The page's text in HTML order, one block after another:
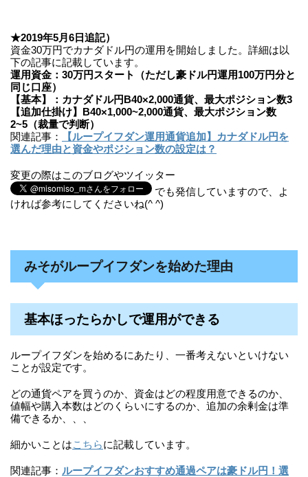
★2019年5月6日追記）
資金30万円でカナダドル円の運用を開始しました。詳細は以
下の記事に記載しています。
運用資金：30万円スタート（ただし豪ドル円運用100万円分と
同じ口座）
【基本】：カナダドル円B40×2,000通貨、最大ポジション数3
【追加仕掛け】B40×1,000~2,000通貨、最大ポジション数
2~5（裁量で判断）
関連記事：
【ループイフダン運用通貨追加】カナダドル円を
選んだ理由と資金やポジション数の設定は？
変更の際はこのブログやツイッター
でも発信していますので、よ
ければ参考にしてくださいね(^ ^)
みそがループイフダンを始めた理由
基本ほったらかしで運用ができる
ループイフダンを始めるにあたり、一番考えないといけない
ことが設定です。
どの通貨ペアを買うのか、資金はどの程度用意できるのか、
値幅や購入本数はどのくらいにするのか、追加の余剰金は準
備できるか、、、
細かいことはこちらに記載しています。
関連記事： ループイフダンおすすめ通過ペアは豪ドル円！選